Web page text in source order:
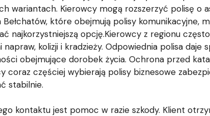
wariantach. Kierowcy mogą rozszerzyć polisę o
Bełchatów, które obejmują polisy komunikacyjne,
najkorzystniejszą opcję.Kierowcy z regionu
kolizji i kradzieży. Odpowiednia polisa
obejmujące dorobek życia. Ochrona przed
coraz częściej wybierają polisy biznesowe
stabilnie.
kontaktu jest pomoc w razie szkody. Klient